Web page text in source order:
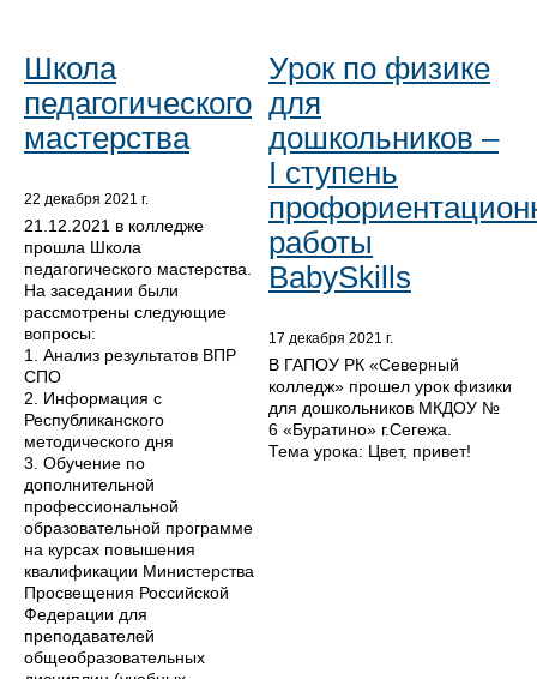
Школа
педагогического
мастерства
22 декабря 2021 г.
21.12.2021 в колледже
прошла Школа
педагогического мастерства.
На заседании были
рассмотрены следующие
вопросы:
1. Анализ результатов ВПР
СПО
2. Информация с
Республиканского
методического дня
3. Обучение по
дополнительной
профессиональной
образовательной программе
на курсах повышения
квалификации Министерства
Просвещения Российской
Федерации для
преподавателей
общеобразовательных
Урок по физике
для
дошкольников –
I ступень
работы
BabySkills
17 декабря 2021 г.
В ГАПОУ РК «Северный
колледж» прошел урок физики
для дошкольников МКДОУ №
6 «Буратино» г.Сегежа.
Тема урока: Цвет, привет!